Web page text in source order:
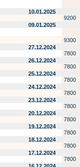
10.01.2025
9200
09.01.2025
9300
27.12.2024
7800
26.12.2024
7800
25.12.2024
7800
24.12.2024
7800
23.12.2024
7800
20.12.2024
7800
19.12.2024
7800
18.12.2024
7800
17.12.2024
7800